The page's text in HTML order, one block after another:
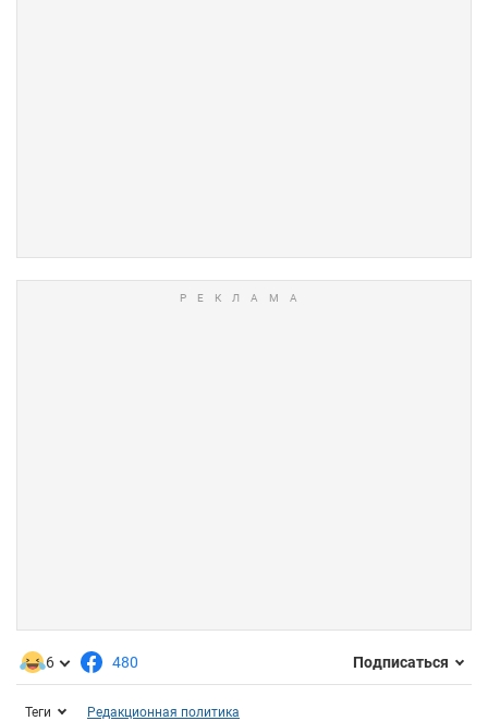
6 480 Подписаться
Теги Редакционная политика